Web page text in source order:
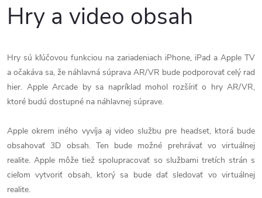
Hry a video obsah
Hry sú kľúčovou funkciou na zariadeniach ‌iPhone‌, ‌iPad‌ a Apple TV
a očakáva sa, že náhlavná súprava AR/VR bude podporovať celý rad
hier. Apple Arcade by sa napríklad mohol rozšíriť o hry AR/VR,
ktoré budú dostupné na náhlavnej súprave.
Apple okrem iného vyvíja aj video službu pre headset, ktorá bude
obsahovať 3D obsah. Ten bude možné prehrávať vo virtuálnej
realite. Apple môže tiež spolupracovať so službami tretích strán s
cieľom vytvoriť obsah, ktorý sa bude dať sledovať vo virtuálnej
realite.